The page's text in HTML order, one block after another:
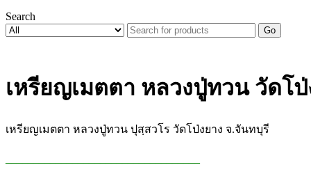
Search
Go
เหรียญเมตตา หลวงปู่ทวน วัดโป่
เหรียญเมตตา หลวงปู่ทวน ปุสฺสวโร วัดโป่งยาง จ.จันทบุรี